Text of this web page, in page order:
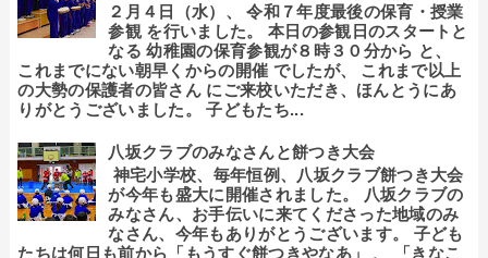
２月４日（水）、 令和７年度最後の保育・授業
参観 を行いました。 本日の参観日のスタートと
なる 幼稚園の保育参観が８時３０分から と、
これまでにない朝早くからの開催 でしたが、 これまで以上
の大勢の保護者の皆さん にご来校いただき、ほんとうにあ
りがとうございました。 子どもたち...
八坂クラブのみなさんと餅つき大会
神宅小学校、毎年恒例、八坂クラブ餅つき大会
が今年も盛大に開催されました。 八坂クラブの
みなさん、お手伝いに来てくださった地域のみ
なさん、今年もありがとうございます。 子ども
たちは何日も前から「もうすぐ餅つきやなあ」 、 「きなこ